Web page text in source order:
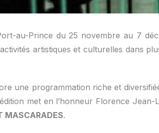
au-Prince du 25 novembre au 7
artistiques et culturelles dans
une programmation riche et
met en l’honneur Florence Jean-
MASCARADES.